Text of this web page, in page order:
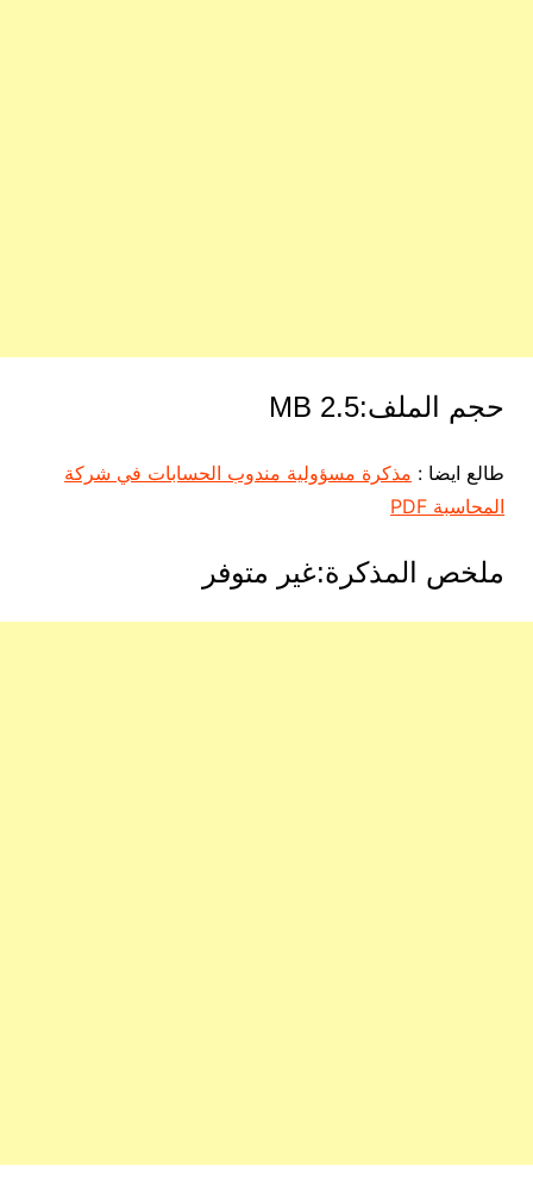
حجم الملف:2.5 MB
طالع ايضا : مذكرة مسؤولية مندوب الحسابات في شركة
المحاسبة PDF
ملخص المذكرة:غير متوفر